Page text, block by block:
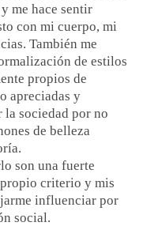
me hace sentir
con mi cuerpo, mi
También me
de estilos
propios de
apreciadas y
la sociedad por no
de belleza
son una fuerte
criterio y mis
influenciar por
social.